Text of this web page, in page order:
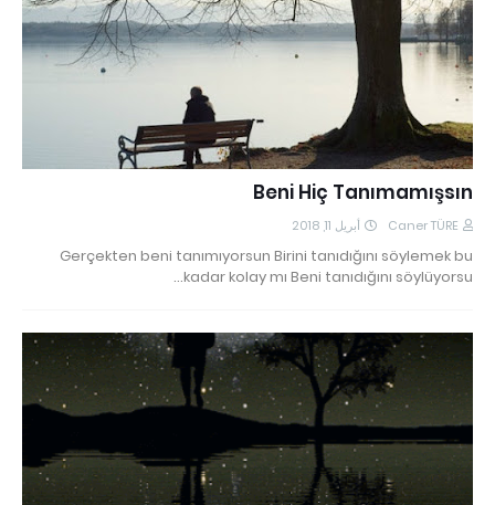
Beni Hiç Tanımamışsın
Caner TÜRE أبريل 11, 2018
Gerçekten beni tanımıyorsun Birini tanıdığını söylemek bu
kadar kolay mı Beni tanıdığını söylüyorsu…